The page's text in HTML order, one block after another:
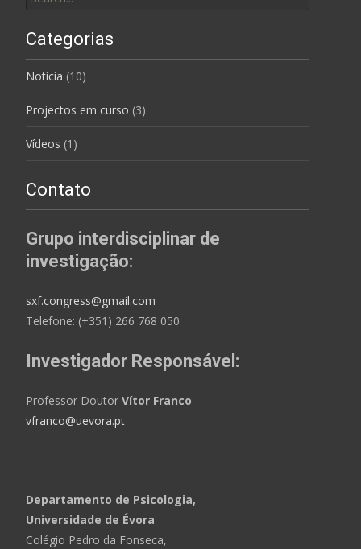
Categorias
Notícia (10)
Projectos em curso (3)
Vídeos (1)
Contato
Grupo interdisciplinar de
investigação:
sxf.congress@gmail.com
Telefone: (+351) 266 768 050
Investigador Responsável:
Professor Doutor Vítor Franco
vfranco@uevora.pt
Departamento de Psicologia,
Universidade de Évora
Colégio Pedro da Fonseca,